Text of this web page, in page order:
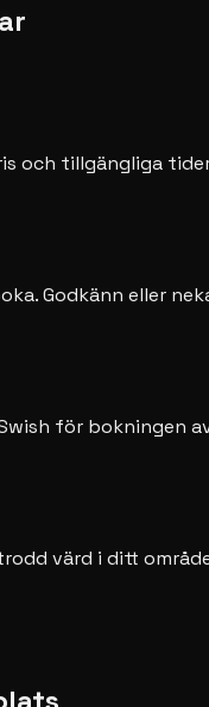
och tillgängliga
Godkänn eller
för bokningen
värd i ditt